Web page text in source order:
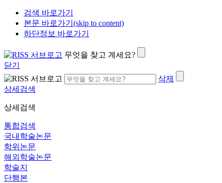
검색 바로가기
본문 바로가기(skip to content)
하단정보 바로가기
무엇을 찾고 계세요?
닫기
삭제
상세검색
상세검색
통합검색
국내학술논문
학위논문
해외학술논문
학술지
단행본